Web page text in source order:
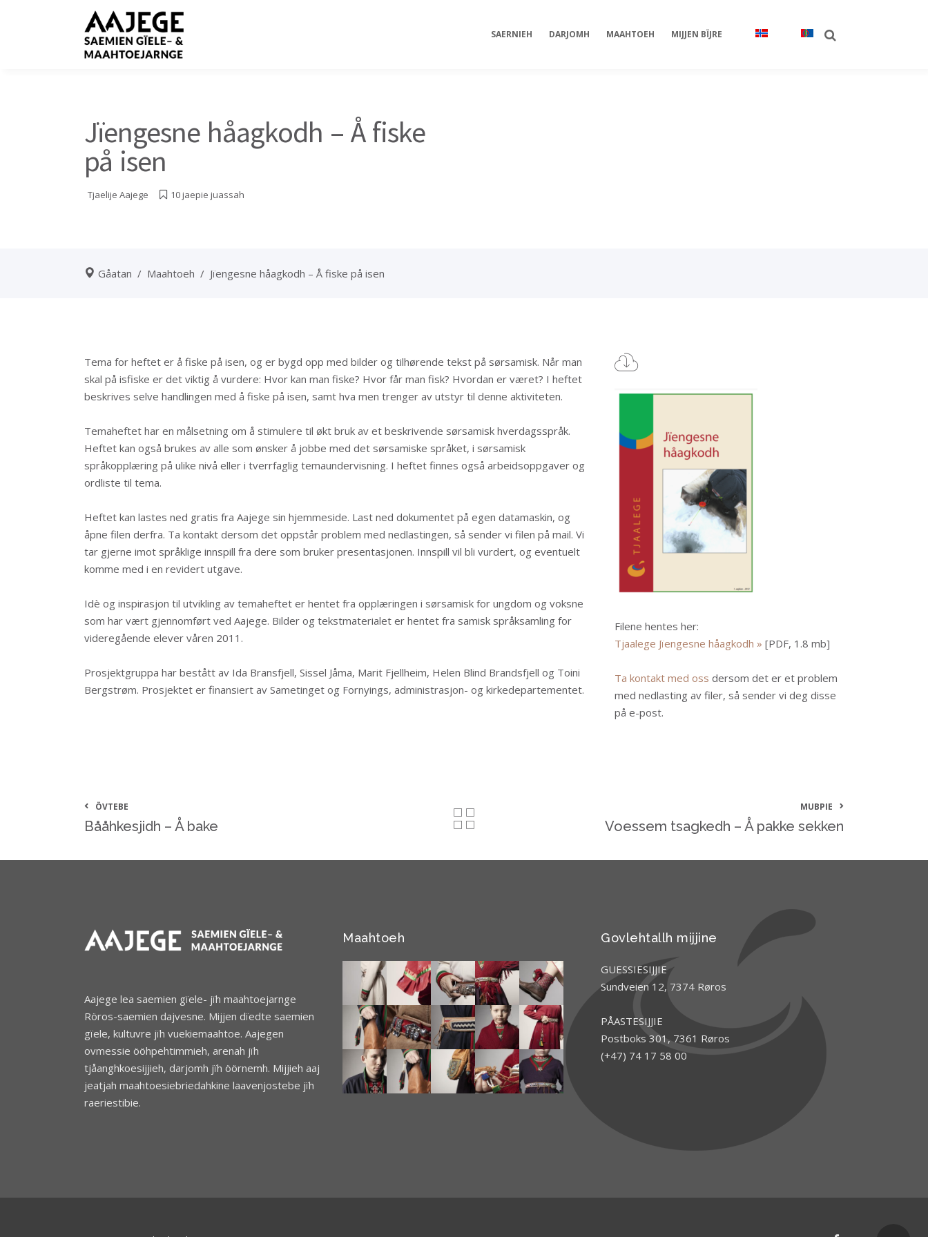
SAERNIEH DARJOMH MAAHTOEH MIJJEN BÏJRE
Jïengesne håagkodh – Å fiske
på isen
Tjaelije Aajege 10 jaepie juassah
Gåatan / Maahtoeh / Jïengesne håagkodh – Å fiske på isen
Tema for heftet er å fiske på isen, og er bygd opp med bilder og tilhørende tekst på sørsamisk. Når man
skal på isfiske er det viktig å vurdere: Hvor kan man fiske? Hvor får man fisk? Hvordan er været? I heftet
beskrives selve handlingen med å fiske på isen, samt hva men trenger av utstyr til denne aktiviteten.
Temaheftet har en målsetning om å stimulere til økt bruk av et beskrivende sørsamisk hverdagsspråk.
Heftet kan også brukes av alle som ønsker å jobbe med det sørsamiske språket, i sørsamisk
språkopplæring på ulike nivå eller i tverrfaglig temaundervisning. I heftet finnes også arbeidsoppgaver og
ordliste til tema.
Heftet kan lastes ned gratis fra Aajege sin hjemmeside. Last ned dokumentet på egen datamaskin, og
åpne filen derfra. Ta kontakt dersom det oppstår problem med nedlastingen, så sender vi filen på mail. Vi
tar gjerne imot språklige innspill fra dere som bruker presentasjonen. Innspill vil bli vurdert, og eventuelt
komme med i en revidert utgave.
Idè og inspirasjon til utvikling av temaheftet er hentet fra opplæringen i sørsamisk for ungdom og voksne
som har vært gjennomført ved Aajege. Bilder og tekstmaterialet er hentet fra samisk språksamling for
videregående elever våren 2011.
Prosjektgruppa har bestått av Ida Bransfjell, Sissel Jåma, Marit Fjellheim, Helen Blind Brandsfjell og Toini
Bergstrøm. Prosjektet er finansiert av Sametinget og Fornyings, administrasjon- og kirkedepartementet.
Filene hentes her:
Tjaalege Jïengesne håagkodh » [PDF, 1.8 mb]
Ta kontakt med oss dersom det er et problem
med nedlasting av filer, så sender vi deg disse
på e-post.
ÖVTEBE
Bååhkesjidh – Å bake
MUBPIE
Voessem tsagkedh – Å pakke sekken
Aajege lea saemien gïele- jïh maahtoejarnge
Röros-saemien dajvesne. Mijjen dïedte saemien
gïele, kultuvre jïh vuekiemaahtoe. Aajegen
ovmessie ööhpehtimmieh, arenah jïh
tjåanghkoesijjieh, darjomh jïh öörnemh. Mijjieh aaj
jeatjah maahtoesiebriedahkine laavenjostebe jïh
raeriestibie.
Maahtoeh Govlehtallh mijjine
GUESSIESIJJIE
Sundveien 12, 7374 Røros
PÅASTESIJJIE
Postboks 301, 7361 Røros
(+47) 74 17 58 00